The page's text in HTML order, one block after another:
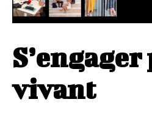
vivant